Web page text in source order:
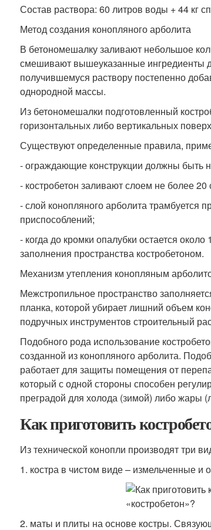
Состав раствора: 60 литров воды + 44 кг
Метод создания конопляного арболита
В бетономешалку заливают небольшое
смешивают вышеуказанные ингредиенты
получившемуся раствору постепенно
однородной массы.
Из бетономешалки подготовленный
горизонтальных либо вертикальных
Существуют определенные правила,
- ограждающие конструкции должны быть
- костробетон заливают слоем не более 20
- слой конопляного арболита трамбуется
приспособлений;
- когда до кромки опалубки остается
заполнения пространства костробетоном.
Механизм утепления конопляным
Межстропильное пространство
планка, которой убирает лишний объем
подручных инструментов строительный
Подобного рода использование
созданной из конопляного арболита.
работает для защиты помещения от
который с одной стороны способен
преградой для холода (зимой) либо жары
Как приготовить
Из технической конопли производят три
1. костра в чистом виде – измельченные и
2. маты и плиты на основе костры.